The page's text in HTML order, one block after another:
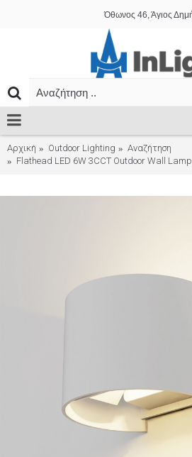
Όθωνος 46, Άγιος
Αρχική Outdoor Lighting
Αναζήτηση
Flathead LED 6W 3CCT Outdoor Wall